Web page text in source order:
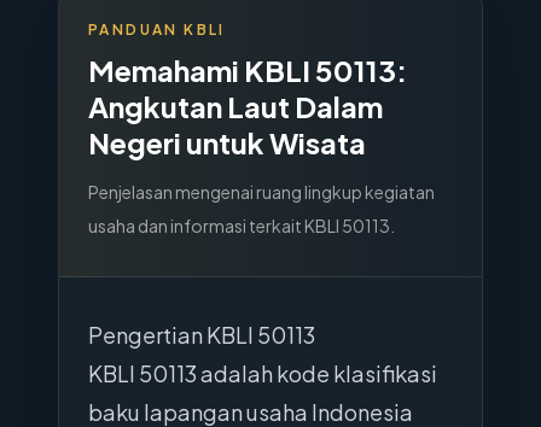
PANDUAN KBLI
Memahami KBLI 50113:
Angkutan Laut Dalam
Negeri untuk Wisata
Penjelasan mengenai ruang lingkup kegiatan
usaha dan informasi terkait KBLI 50113
Pengertian KBLI 50113
KBLI 50113 adalah kode klasifikasi
baku lapangan usaha Indonesia